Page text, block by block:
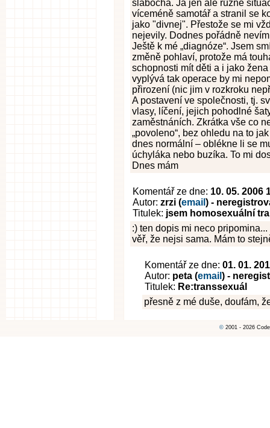
slabocha. Já jen ale různé
víceméně samotář a stranil se
jako "divnej". Přestože se mi
nejevily. Dodnes pořádně
Ještě k mé „diagnóze“. Jsem
změně pohlaví, protože má
schopnosti mít děti a i jako
vyplývá tak operace by mi
přirození (nic jim v rozkroku
A postavení ve společnosti, tj.
vlasy, líčení, jejich pohodlné
zaměstnáních. Zkrátka vše co
„povoleno“, bez ohledu na to
dnes normální – oblékne li se
úchyláka nebo buzíka. To mi
Dnes mám
Komentář ze dne: 10. 05. 2006
Autor: zrzi (email ) -
Titulek: jsem homosexuální
:) ten dopis mi neco
věř, že nejsi sama. Mám to
Komentář ze dne: 01. 01.
Autor: peta (email ) -
Titulek: Re:transsexuál
přesně z mé duše, doufám,
© 2001 - 2026